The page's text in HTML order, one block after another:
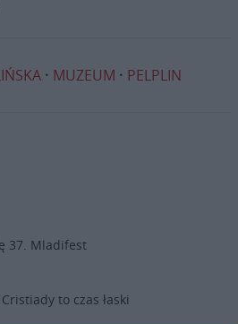
MUZEUM PELPLIN
37. Mladifest
to czas łaski